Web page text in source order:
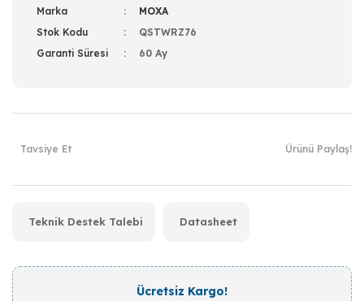
Marka
MOXA
Stok Kodu
QSTWRZ76
Garanti Süresi
60 Ay
Tavsiye Et Ürünü Paylaş!
Teknik Destek Talebi Datasheet
Ücretsiz Kargo!